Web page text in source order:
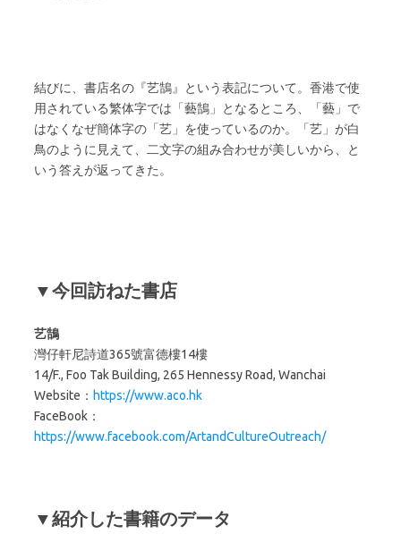
結びに、書店名の『艺鵠』という表記について。香港で使
用されている繁体字では「藝鵠」となるところ、「藝」で
はなくなぜ簡体字の「艺」を使っているのか。「艺」が白
鳥のように見えて、二文字の組み合わせが美しいから、と
いう答えが返ってきた。
▼今回訪ねた書店
艺鵠
灣仔軒尼詩道365號富德樓14樓
14/F., Foo Tak Building, 265 Hennessy Road, Wanchai
Website： https://www.aco.hk
FaceBook：
https://www.facebook.com/ArtandCultureOutreach/
▼紹介した書籍のデータ